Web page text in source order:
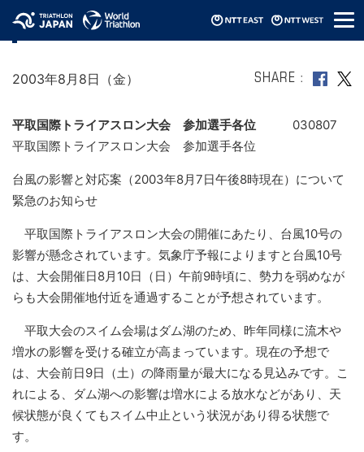
メ
ニ
平取大会（台風の影響と対応案）
2003年8月8日（金） SHARE
平取国際トライアスロン大会 参加選手各位 030807
平取国際トライアスロン大会 参加選手各位
台風の影響と対応案（2003年8月7日午後8時現在）について
緊急のお知らせ
平取国際トライアスロン大会の開催にあたり、台風10号の
影響が懸念されています。気象庁予報によりますと台風10号
は、大会開催日8月10日（日）午前9時頃に、勢力を弱めなが
らも大会開催地付近を通過することが予想されています。
平取大会のスイム会場はダム湖のため、昨年同様に流木や
増水の影響を受ける確立が高まっています。現在の予想で
は、大会前日9日（土）の降雨量が最大になる見込みです。こ
れによる、ダム湖への影響は増水による放水などがあり、天
候状態が良くてもスイム中止という状況があり得る状態で
す。